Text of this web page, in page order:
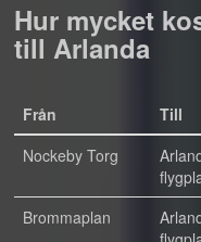
Hur mycket
till Arlanda
Från Till
Nockeby Torg
Brommaplan